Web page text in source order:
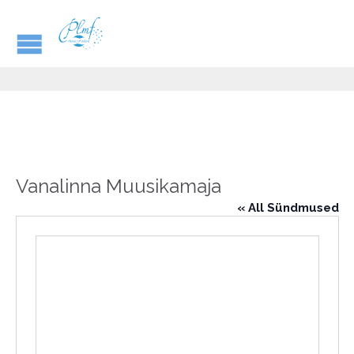
Vanalinna Muusikamaja
« All Sündmused